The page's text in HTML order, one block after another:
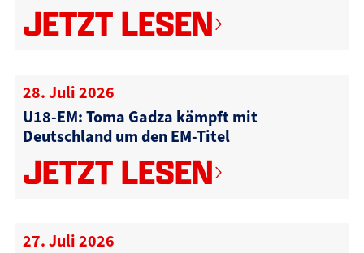
JETZT LESEN
28. Juli 2026
U18-EM: Toma Gadza kämpft mit
Deutschland um den EM-Titel
JETZT LESEN
27. Juli 2026